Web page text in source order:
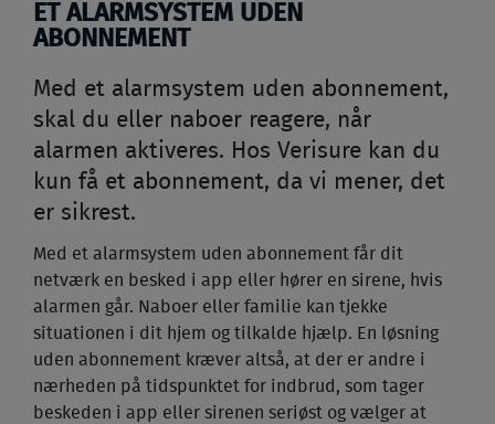
ET ALARMSYSTEM UDEN
ABONNEMENT
Med et alarmsystem uden abonnement,
skal du eller naboer reagere, når
alarmen aktiveres. Hos Verisure kan du
kun få et abonnement, da vi mener, det
er sikrest.
Med et alarmsystem uden abonnement får dit
netværk en besked i app eller hører en sirene, hvis
alarmen går. Naboer eller familie kan tjekke
situationen i dit hjem og tilkalde hjælp. En løsning
uden abonnement kræver altså, at der er andre i
nærheden på tidspunktet for indbrud, som tager
beskeden i app eller sirenen seriøst og vælger at